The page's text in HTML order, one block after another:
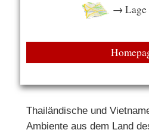
→ Lage
Thailändische und
Ambiente aus dem Land